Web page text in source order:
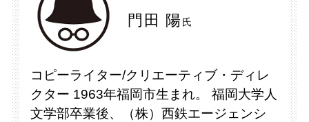
門田 陽 氏
コピーライター/クリエーティブ・ディレ
クター 1963年福岡市生まれ。 福岡大学人
文学部卒業後、（株）西鉄エージェンシ